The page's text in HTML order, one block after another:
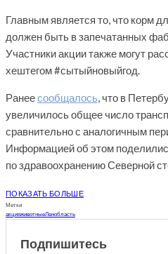
Главным является то, что корм
должен быть в запечатанных
Участники акции также могут
хештегом #сытыйновыйгод.
Ранеесообщалось, что в
увеличилось общее число
сравнительно с аналогичным
Информацией об этом
по здравоохранению Северной
ПОКАЗАТЬ БОЛЬШЕ
Метки
акцияживотныеЛенобласть
Подпишитесь